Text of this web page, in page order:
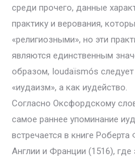
среди прочего, данные
практику и верования,
«религиозными», но эти
являются единственным
образом, Ioudaïsmós
«иудаизм», а как иудейство.
Согласно Оксфордскому
самое раннее упоминание
встречается в книге
Англии и Франции (1516), где